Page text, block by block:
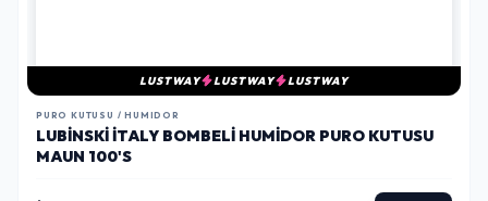
LUSTWAY LUSTWAY LUSTWAY
PURO KUTUSU / HUMIDOR
LUBINSKI İTALY BOMBELI HUMIDOR PURO KUTUSU
MAUN 100'S